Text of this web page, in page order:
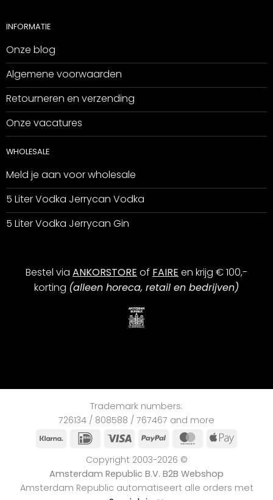
INFORMATIE
Onze blog
Algemene voorwaarden
Retourneren en verzending
Onze vacatures
WHOLESALE
Meld je aan voor wholesale
5 Liter Vodka Jerrycan Vodka
5 Liter Vodka Jerrycan Gin
Bestel via ANKORSTORE of FAIRE en krijg € 100,-
korting (alleen horeca, retail en bedrijven)
Trademark numbers:
726134 / 808588 / 767467 and more
Klarna
iDEAL Visa PayPal MasterCard
Apple
Copyright 2003-2026 ©
Amsterdam Republic B.V. B2B Webshop
Amsterdam Republic automatiseert alle orders met